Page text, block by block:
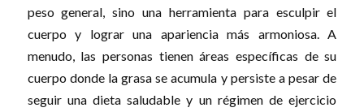
peso general, sino una herramienta para esculpir el
cuerpo y lograr una apariencia más armoniosa. A
menudo, las personas tienen áreas específicas de su
cuerpo donde la grasa se acumula y persiste a pesar de
seguir una dieta saludable y un régimen de ejercicio